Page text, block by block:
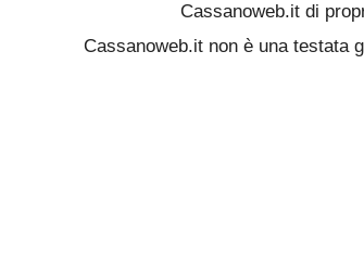
Cassanoweb.it di
Cassanoweb.it non è una testata